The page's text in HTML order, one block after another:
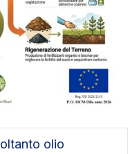
olio